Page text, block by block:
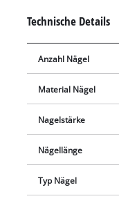
Technische Details
Anzahl Nägel
Material Nägel
Nagelstärke
Nägellänge
Typ Nägel